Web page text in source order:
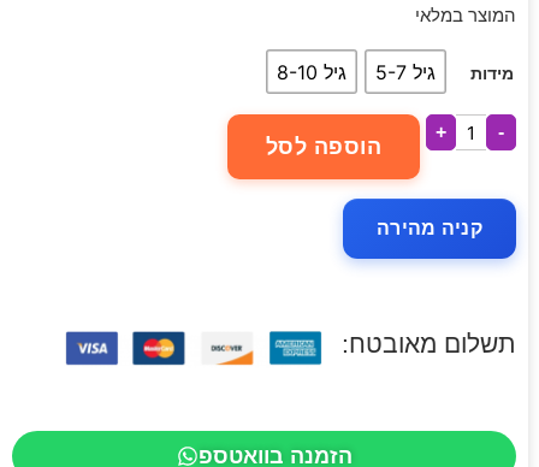
המוצר במלאי
מידות גיל 5-7 גיל 8-10
-
+
הוספה לסל
קניה מהירה
תשלום מאובטח:
הזמנה בוואטספ